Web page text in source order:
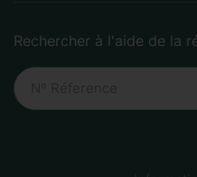
Rechercher à l'aide de la